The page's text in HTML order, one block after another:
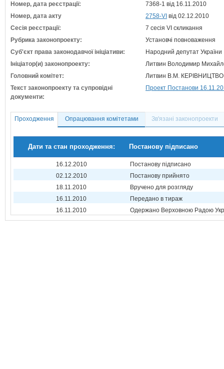
Номер, дата реєстрації:
7368-1 від 16.11.2010
Номер, дата акту
2758-VI від 02.12.2010
Сесія реєстрації:
7 сесія VI скликання
Рубрика законопроекту:
Установчі повноваження
Суб'єкт права законодавчої ініціативи:
Народний депутат України
Ініціатор(и) законопроекту:
Литвин Володимир
Головний комітет:
Литвин В.М.
Текст законопроекту та супровідні
документи:
Проект Постанови
Проходження Опрацювання комітетами Зв'язані законопроекти
Дати та стан проходження: Постанову підписано
16.12.2010
Постанову підписано
02.12.2010
Постанову прийнято
18.11.2010
Вручено для розгляду
16.11.2010
Передано в тираж
16.11.2010
Одержано Верховною Радою